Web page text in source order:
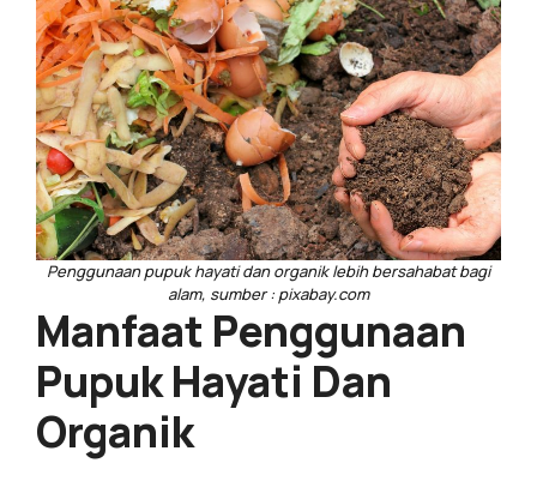
Penggunaan pupuk hayati dan organik lebih bersahabat bagi
alam, sumber : pixabay.com
Manfaat Penggunaan
Pupuk Hayati Dan
Organik